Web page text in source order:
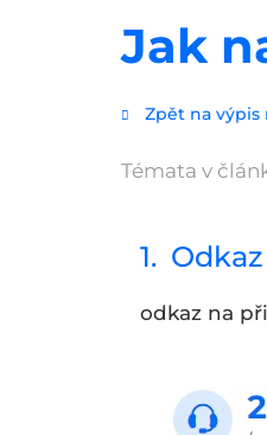
Jak
Zpět na výpis
Témata v
1.
odkaz na